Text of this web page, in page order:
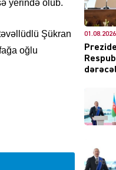
yerində ölüb.
Şükran
oğlu
01.08.2026